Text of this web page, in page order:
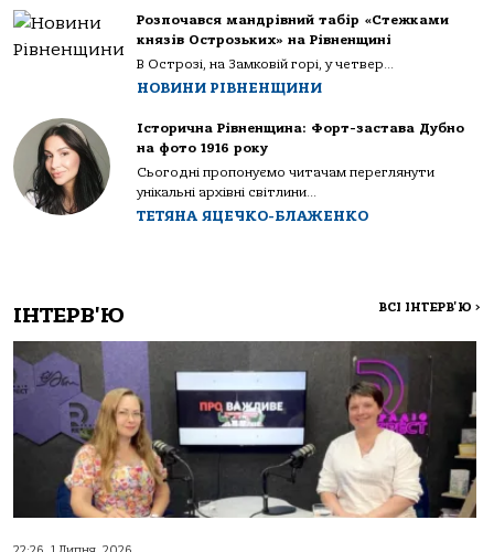
Розпочався мандрівний табір «Стежками
князів Острозьких» на Рівненщині
В Острозі, на Замковій горі, у четвер...
НОВИНИ РІВНЕНЩИНИ
Історична Рівненщина: Форт-застава Дубно
на фото 1916 року
Сьогодні пропонуємо читачам переглянути
унікальні архівні світлини...
ТЕТЯНА ЯЦЕЧКО-БЛАЖЕНКО
ІНТЕРВ'Ю ВСІ ІНТЕРВ'Ю >